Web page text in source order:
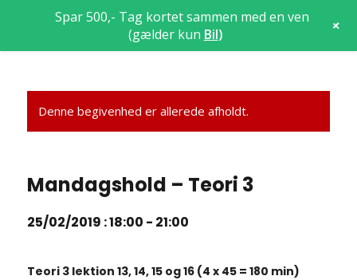
Denne begivenhed er allerede afholdt.
Mandagshold – Teori 3
25/02/2019 : 18:00 - 21:00
Teori 3 lektion 13, 14, 15 og 16 (4 x 45 = 180 min)
Spar 500,- Tag kortet sammen med en ven
(gælder kun Bil) +